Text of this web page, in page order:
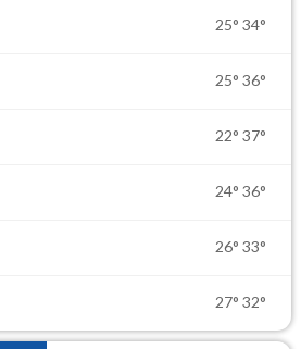
25° 34°
25° 36°
22° 37°
24° 36°
26° 33°
27° 32°